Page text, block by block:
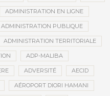
ADMINISTRATION EN LIGNE
ADMINISTRATION PUBLIQUE
ADMINISTRATION TERRITORIALE
ADP-MALIBA
ADVERSITÉ AECID
AÉROPORT DIORI HAMANI